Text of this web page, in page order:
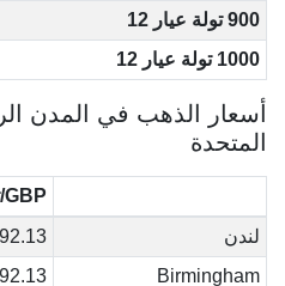
900 تولة عيار 12
1000 تولة عيار 12
أسعار الذهب في المدن
المتحدة
GBP/تولة عيار 12
لندن
Birmingham